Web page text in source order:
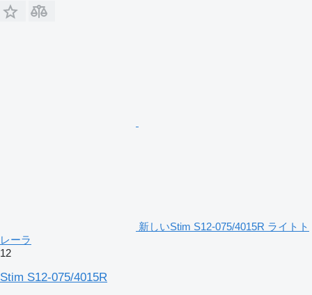
新しいStim S12-075/4015R ライトト
レーラ
12
Stim S12-075/4015R